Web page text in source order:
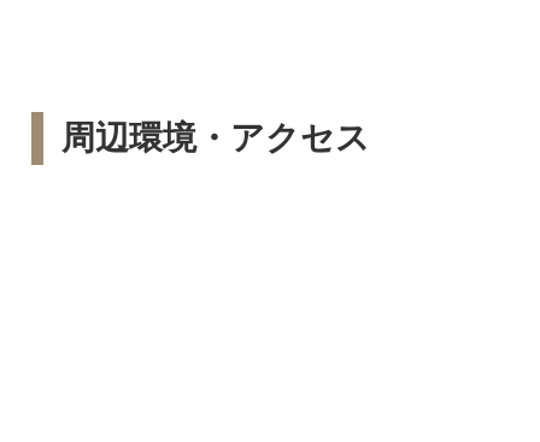
周辺環境・アクセス